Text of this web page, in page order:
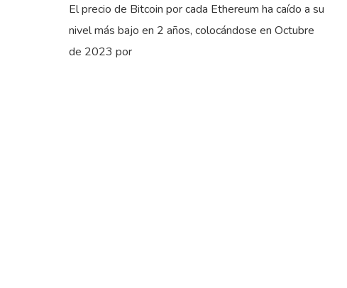
El precio de Bitcoin por cada Ethereum ha caído a su
nivel más bajo en 2 años, colocándose en Octubre
de 2023 por